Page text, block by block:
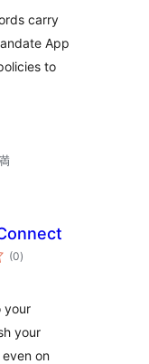
価 carry
App
to
(0個
の)
your
your
on